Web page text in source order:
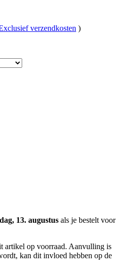
verzendkosten )
13. augustus als je bestelt voor
artikel op voorraad. Aanvulling is
kan dit invloed hebben op de